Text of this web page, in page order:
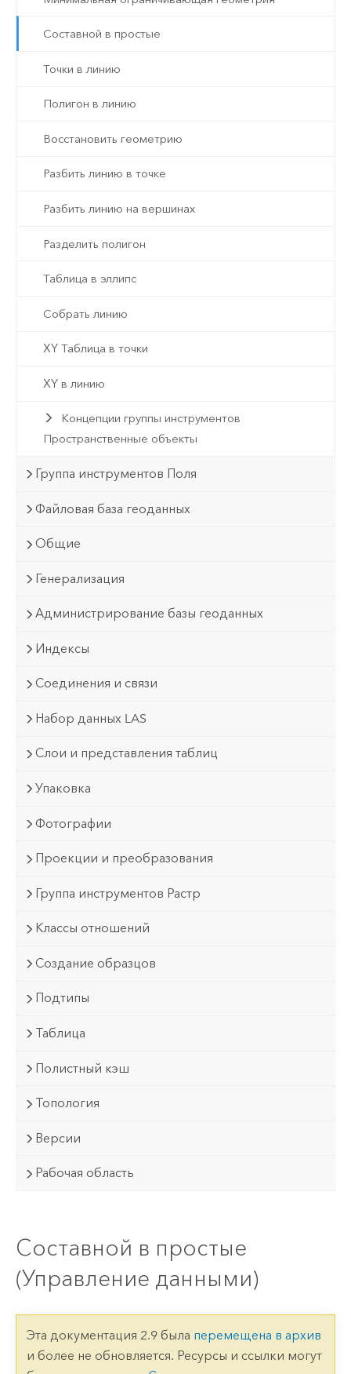
Составной в простые
Точки в линию
Полигон в линию
Восстановить геометрию
Разбить линию в точке
Разбить линию на вершинах
Разделить полигон
Таблица в эллипс
Собрать линию
XY Таблица в точки
XY в линию
Концепции группы инструментов
Пространственные объекты
Группа инструментов Поля
Файловая база геоданных
Общие
Генерализация
Администрирование базы геоданных
Индексы
Соединения и связи
Набор данных LAS
Слои и представления таблиц
Упаковка
Фотографии
Проекции и преобразования
Группа инструментов Растр
Классы отношений
Создание образцов
Подтипы
Таблица
Полистный кэш
Топология
Версии
Рабочая область
Составной в простые
(Управление данными)
Эта документация 2.9 была перемещена в архив
и более не обновляется. Ресурсы и ссылки могут